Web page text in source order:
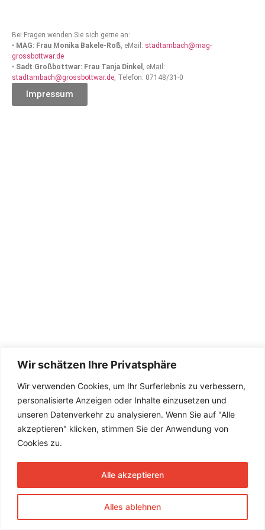
Wir schätzen Ihre Privatsphäre
Wir verwenden Cookies, um Ihr Surferlebnis zu verbessern,
personalisierte Anzeigen oder Inhalte einzusetzen und
unseren Datenverkehr zu analysieren. Wenn Sie auf "Alle
akzeptieren" klicken, stimmen Sie der Anwendung von
Cookies zu.
Alles ablehnen
Alle akzeptieren
Bei Fragen wenden Sie sich gerne an:
• MAG: Frau Monika Bakele-Roß, eMail: stadtambach@mag-
grossbottwar.de
• Sadt Großbottwar: Frau Tanja Dinkel , eMail:
stadtambach@grossbottwar.de, Telefon: 07148/31-0
Impressum